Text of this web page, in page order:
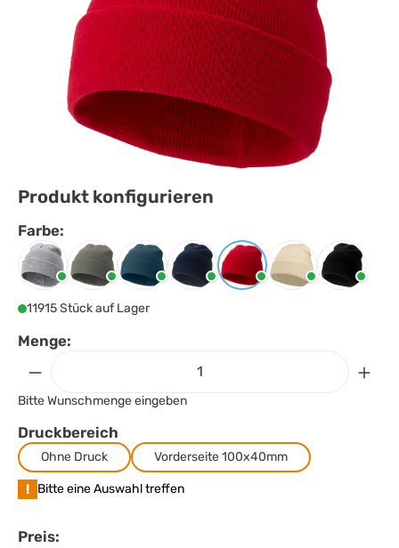
Produkt konfigurieren
Farbe:
Farbeauswählen
Grau meliert
Grün Hale blauNavy Rot Sandstone Schwarz
11915 Stück auf Lager
Menge:
Bitte Wunschmenge eingeben
Druckbereich
Ohne Druck Vorderseite 100x40mm
! Bitte eine Auswahl treffen
Preis: